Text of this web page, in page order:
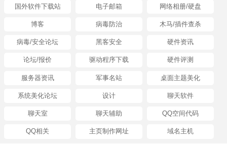
国外软件下载站 电子邮箱 网络相册/硬盘
博客 病毒防治 木马/插件查杀
病毒/安全论坛 黑客安全 硬件资讯
论坛/报价 驱动程序下载 硬件评测
服务器资讯 军事名站 桌面主题美化
系统美化论坛 设计 聊天软件
聊天室 聊天辅助 QQ空间代码
QQ相关 主页制作网址 域名主机